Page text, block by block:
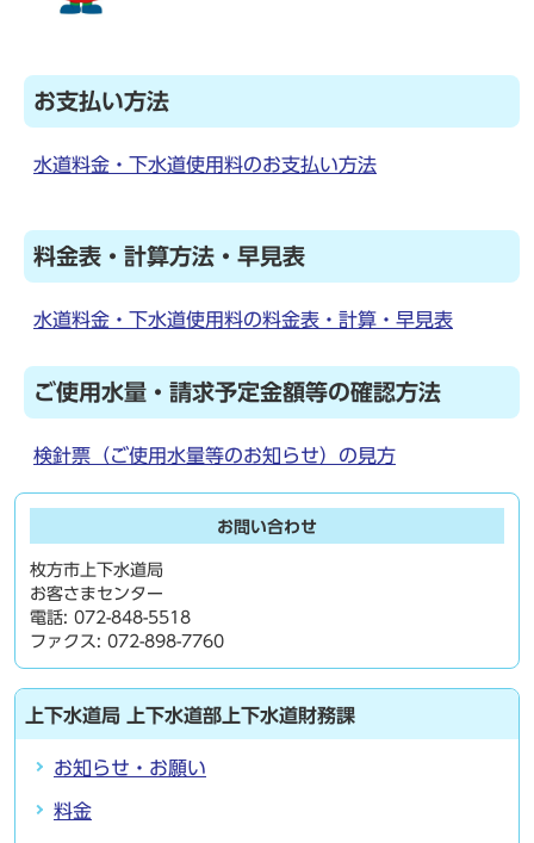
お支払い方法
水道料金・下水道使用料のお支払い方法
料金表・計算方法・早見表
水道料金・下水道使用料の料金表・計算・早見表
ご使用水量・請求予定金額等の確認方法
検針票（ご使用水量等のお知らせ）の見方
お問い合わせ
枚方市上下水道局
お客さまセンター
電話: 072-848-5518
ファクス: 072-898-7760
上下水道局 上下水道部上下水道財務課
お知らせ・お願い
料金